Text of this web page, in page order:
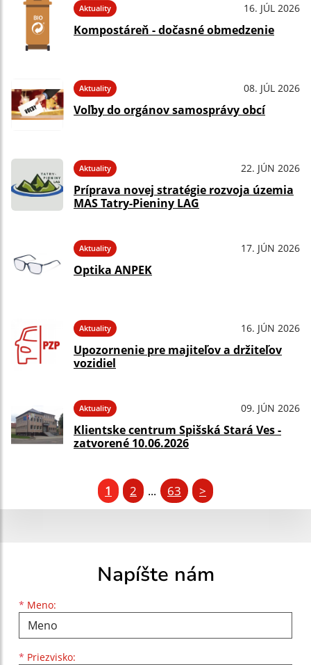
Aktuality 16. JÚL 2026
Kompostáreň - dočasné obmedzenie
Aktuality 08. JÚL 2026
Voľby do orgánov samosprávy obcí
Aktuality 22. JÚN 2026
Príprava novej stratégie rozvoja územia
MAS Tatry-Pieniny LAG
Aktuality 17. JÚN 2026
Optika ANPEK
Aktuality 16. JÚN 2026
Upozornenie pre majiteľov a držiteľov
vozidiel
Aktuality 09. JÚN 2026
Klientske centrum Spišská Stará Ves -
zatvorené 10.06.2026
1 2 ... 63 >
Napíšte nám
* Meno:
Meno
* Priezvisko:
Priezvisko
E-mailová adresa